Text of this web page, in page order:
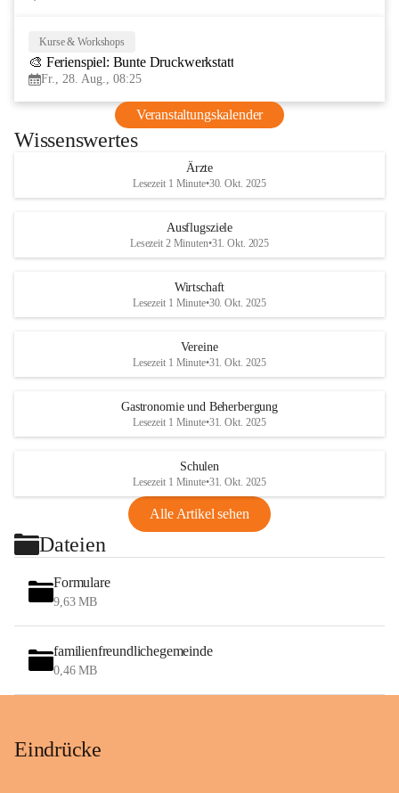
Kurse & Workshops
🎨 Ferienspiel: Bunte Druckwerkstatt
Fr., 28. Aug., 08:25
Veranstaltungskalender
Wissenswertes
Ärzte
Lesezeit 1 Minute•30. Okt. 2025
Ausflugsziele
Lesezeit 2 Minuten•31. Okt. 2025
Wirtschaft
Lesezeit 1 Minute•30. Okt. 2025
Vereine
Lesezeit 1 Minute•31. Okt. 2025
Gastronomie und Beherbergung
Lesezeit 1 Minute•31. Okt. 2025
Schulen
Lesezeit 1 Minute•31. Okt. 2025
Alle Artikel sehen
Dateien
Formulare
9,63 MB
familienfreundlichegemeinde
0,46 MB
Eindrücke